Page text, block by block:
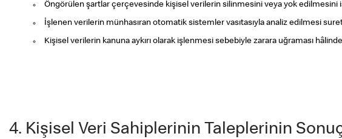
Öngörülen şartlar çerçevesinde kişisel verilerin silinmesini veya yok edilmesini
İşlenen verilerin münhasıran otomatik sistemler vasıtasıyla analiz edilmesi
Kişisel verilerin kanuna aykırı olarak işlenmesi sebebiyle zarara uğraması
4. Kişisel Veri Sahiplerinin Taleplerinin